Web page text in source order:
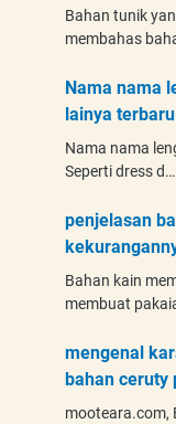
Bahan tunik
membahas
Nama nama
lainya
Nama nama
Seperti dress d…
penjelasan
Bahan kain
membuat
mengenal
bahan
mooteara.com,